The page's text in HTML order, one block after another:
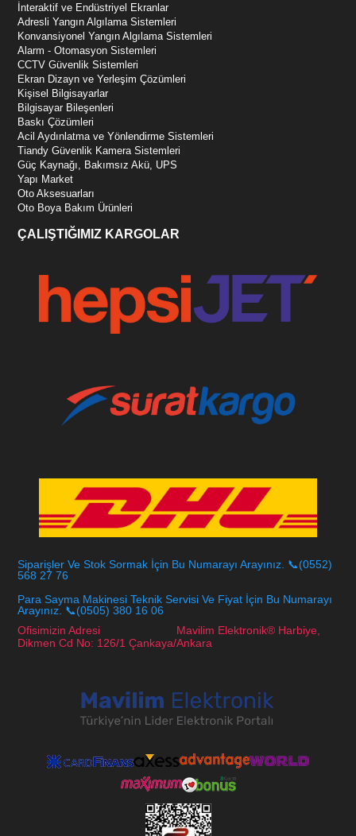
İnteraktif ve Endüstriyel Ekranlar
Adresli Yangın Algılama Sistemleri
Konvansiyonel Yangın Algılama Sistemleri
Alarm - Otomasyon Sistemleri
CCTV Güvenlik Sistemleri
Ekran Dizayn ve Yerleşim Çözümleri
Kişisel Bilgisayarlar
Bilgisayar Bileşenleri
Baskı Çözümleri
Acil Aydınlatma ve Yönlendirme Sistemleri
Tiandy Güvenlik Kamera Sistemleri
Güç Kaynağı, Bakımsız Akü, UPS
Yapı Market
Oto Aksesuarları
Oto Boya Bakım Ürünleri
ÇALIŞTIĞIMIZ KARGOLAR
Siparişler Ve Stok Sormak İçin Bu Numarayı Arayınız. 📞(0552)
568 27 76
Para Sayma Makinesi Teknik Servisi Ve Fiyat İçin Bu Numarayı
Arayınız. 📞(0505) 380 16 06
Ofisimizin Adresi Mavilim Elektronik® Harbiye,
Dikmen Cd No: 126/1 Çankaya/Ankara